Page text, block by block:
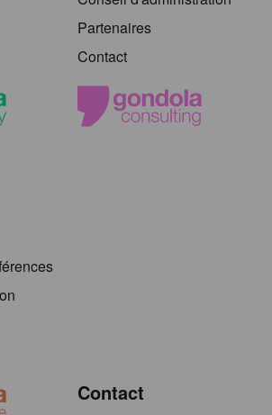
Partenaires
Contact
Contact